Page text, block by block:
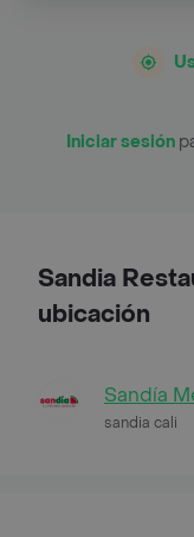
Iniciar sesión
Sandia
ubicación
Sandía
sandia cali